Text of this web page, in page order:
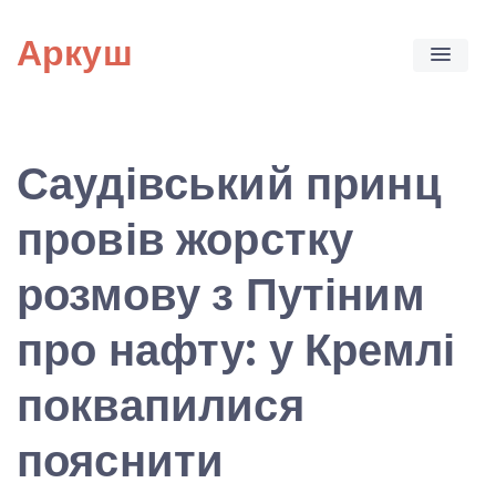
content
Аркуш
Саудівський принц
провів жорстку
розмову з Путіним
про нафту: у Кремлі
поквапилися
пояснити